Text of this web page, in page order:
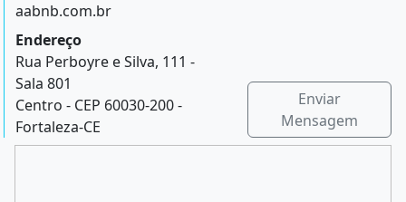
aabnb.com.br
Endereço
Rua Perboyre e Silva, 111 -
Sala 801
Centro - CEP 60030-200 -
Fortaleza-CE
Enviar
Mensagem